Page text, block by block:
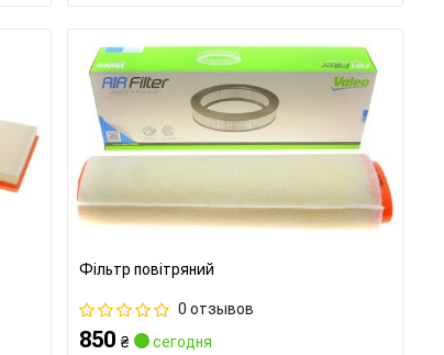
Фільтр повітряний
0 отзывов
850₴
сегодня